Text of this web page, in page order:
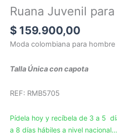
Ruana Juvenil
$ 159.900,00
Moda colombiana para hombre
Talla Única con capota
REF: RMB5705
Pídela hoy y recíbela de 3 a 5
a 8 días hábiles a nivel nacional…